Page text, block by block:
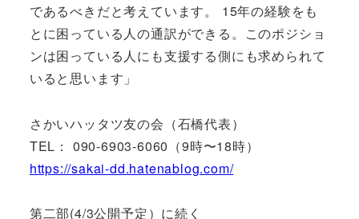
であるべきだと考えています。 15年の経験をも
とに困っている人の通訳ができる。このポジショ
ンは困っている人にも支援する側にも求められて
いると思います」
さかいハッタツ友の会（石橋代表）
TEL： 090-6903-6060（9時〜18時）
https://sakai-dd.hatenablog.com/
第二部(4/3公開予定）に続く